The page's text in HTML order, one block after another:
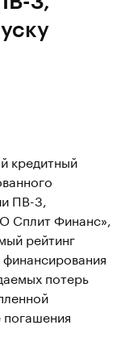
кредитный
ПВ-3,
Сплит Финанс»,
рейтинг
потерь